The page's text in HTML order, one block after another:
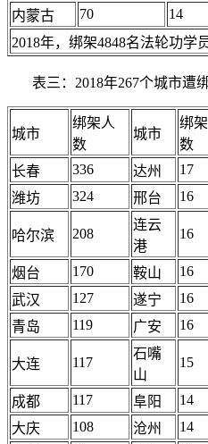
内蒙古 70 14
2018年，绑架4848名法轮功学员
表三：2018年267个城市遭
城市
绑架人
数
城市
绑
数
长春
336 达州 17
潍坊
324 邢台 16
哈尔滨 208
连云
港
16
烟台 170 鞍山 16
武汉
127 遂宁 16
青岛
119 广安 16
大连 117
石嘴
山
15
成都 117 阜阳 14
大庆
108 沧州 14